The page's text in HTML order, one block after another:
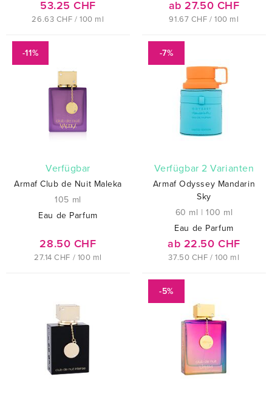
53.25 CHF
26.63 CHF / 100 ml
ab 27.50 CHF
91.67 CHF / 100 ml
-11%
verfügbar
Armaf Club de Nuit Maleka
105 ml
Eau de Parfum
28.50 CHF
27.14 CHF / 100 ml
-7%
verfügbar 2 Varianten
Armaf Odyssey Mandarin
Sky
60 ml |100 ml
Eau de Parfum
ab 22.50 CHF
37.50 CHF / 100 ml
-5%